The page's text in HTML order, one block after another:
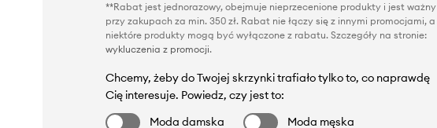
**Rabat jest jednorazowy, obejmuje nieprzecenione produkty i jest ważny
przy zakupach za min. 350 zł. Rabat nie łączy się z innymi promocjami, a
niektóre produkty mogą być wyłączone z rabatu. Szczegóły na stronie:
wykluczenia z promocji.
Chcemy, żeby do Twojej skrzynki trafiało tylko to, co naprawdę
Cię interesuje. Powiedz, czy jest to:
Moda damska
Moda męska